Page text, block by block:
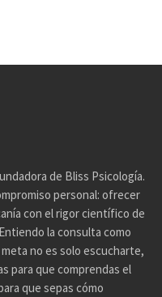
de Bliss Psicología.
personal: ofrecer
con el rigor científico de
la consulta como
no es solo escucharte,
para que comprendas el
que sepas cómo